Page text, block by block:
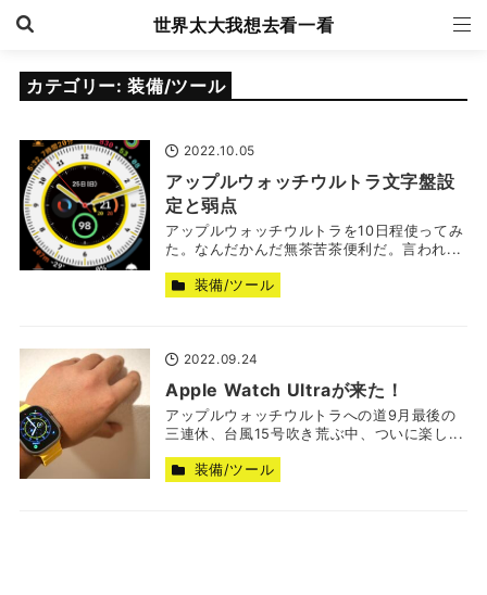
世界太大我想去看一看
カテゴリー:装備/ツール
2022.10.05
アップルウォッチウルトラ文字盤設
定と弱点
アップルウォッチウルトラを10日程使ってみ
た。なんだかんだ無茶苦茶便利だ。言われ...
装備/ツール
2022.09.24
Apple Watch Ultraが来た！
アップルウォッチウルトラへの道9月最後の
三連休、台風15号吹き荒ぶ中、ついに楽し...
装備/ツール